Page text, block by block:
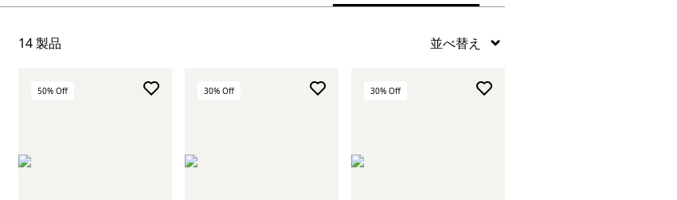
14 製品
50% Off 30% Off 30% Off